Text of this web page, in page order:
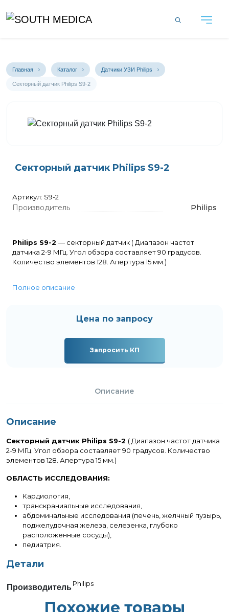
Главная Каталог Датчики УЗИ Philips
Секторный датчик Philips S9-2
Секторный датчик Philips S9-2
Артикул: S9-2
Производитель Philips
Philips S9-2 — секторный датчик ( Диапазон частот
датчика 2-9 МГц. Угол обзора составляет 90 градусов.
Количество элементов 128. Апертура 15 мм.)
Полное описание
Цена по запросу
Запросить КП
Описание
Описание
Секторный датчик Philips S9-2 ( Диапазон частот датчика
2-9 МГц. Угол обзора составляет 90 градусов. Количество
элементов 128. Апертура 15 мм.)
ОБЛАСТЬ ИССЛЕДОВАНИЯ:
Кардиология,
транскраниальные исследования,
абдоминальные исследования (печень, желчный пузырь,
поджелудочная железа, селезенка, глубоко
расположенные сосуды),
педиатрия.
Детали
ПроизводительPhilips
Похожие товары